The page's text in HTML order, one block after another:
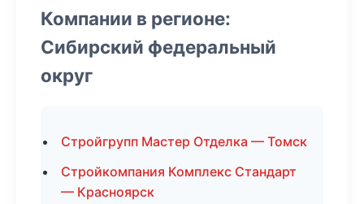
Компании в регионе:
Сибирский федеральный
округ
Стройгрупп Мастер Отделка — Томск
Стройкомпания Комплекс Стандарт
— Красноярск